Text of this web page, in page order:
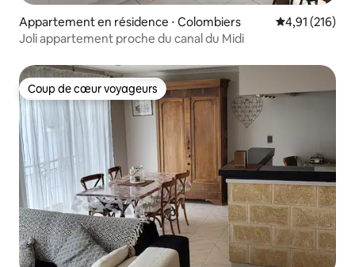
Appartement en résidence ⋅ Colombiers Évaluation
4,91 (216)
Joli appartement proche du canal du Midi
Coup de cœur voyageurs
Coup de cœur voyageurs